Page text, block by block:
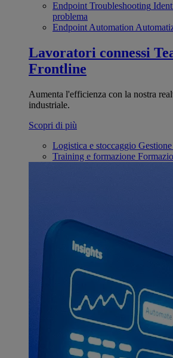
Endpoint Troubleshooting
problema
Endpoint Automation
Lavoratori connessi
Frontline
Aumenta l'efficienza con la nostra
industriale.
Scopri di più
Logistica e stoccaggio
Training e formazione